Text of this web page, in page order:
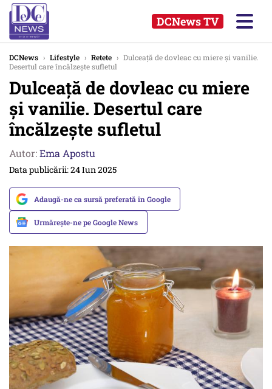
DCNews TV
DCNews › Lifestyle › Retete › Dulceață de dovleac cu miere și vanilie.
Desertul care încălzește sufletul
Dulceață de dovleac cu miere
și vanilie. Desertul care
încălzește sufletul
Autor:Ema Apostu
Data publicării: 24 Iun 2025
Adaugă-ne ca sursă preferată în Google
Urmărește-ne pe Google News